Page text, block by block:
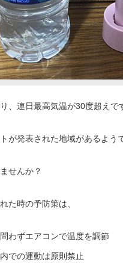
、連日最高気温が30度超え で
が発表された地域があるよう
せんか？
た時の予防策は、
わずエアコンで温度を調節
での運動は原則禁止